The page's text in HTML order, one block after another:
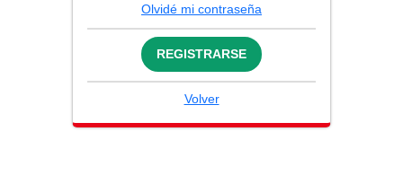
Olvidé mi contraseña
REGISTRARSE
Volver